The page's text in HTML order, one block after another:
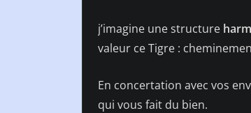
j’imagine une structure
valeur ce Tigre :
En concertation avec vos
qui vous fait du bien.